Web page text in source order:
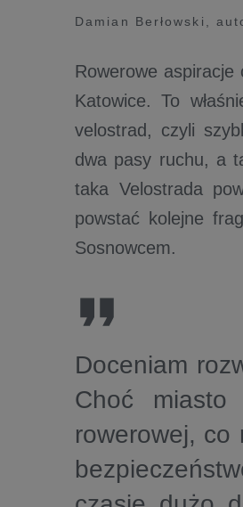
Damian Berłowski,
Rowerowe
Katowice. To
velostrad, czyli
dwa pasy ruchu, a
taka Velostrada
powstać kolejne
Sosnowcem.
Doceniam
Choć
rowerowej, co